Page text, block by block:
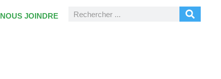
NOUS JOINDRE